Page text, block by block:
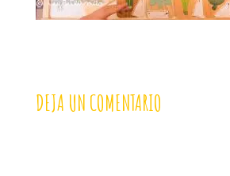
DEJA UN COMENTARIO